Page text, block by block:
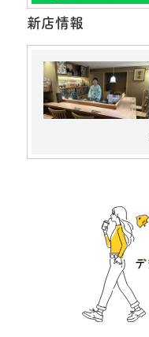
新店情報